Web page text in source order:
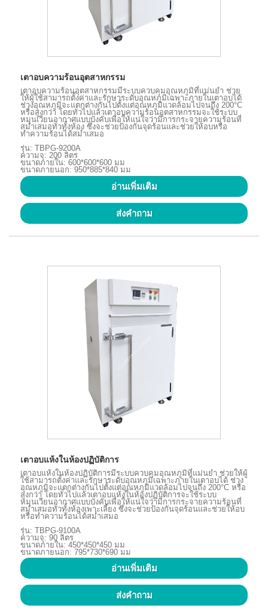
เตาอบความร้อนอุตสาหกรรม
เตาอบความร้อนอุตสาหกรรมมีระบบควบคุมอุณหภูมิที่แม่นยำ ช่วย
ให้ผู้ใช้สามารถตั้งค่าและรักษาระดับอุณหภูมิเฉพาะภายในเตาอบได้
ช่วงอุณหภูมิจะแตกต่างกันไปตั้งแต่อุณหภูมิแวดล้อมไปจนถึง 200°C
หรือสูงกว่า โดยทั่วไปแล้วเตาอบความร้อนอุตสาหกรรมจะใช้ระบบ
หมุนเวียนอากาศแบบบังคับเพื่อให้แน่ใจว่ามีการกระจายความร้อนที่
สม่ำเสมอทั่วทั้งห้อง ซึ่งจะช่วยป้องกันจุดร้อนและช่วยให้อบหรือ
ทำความร้อนได้สม่ำเสมอ
รุ่น: TBPG-9200A
ความจุ: 200 ลิตร
ขนาดภายใน: 600*600*600 มม
ขนาดภายนอก: 950*885*840 มม
อ่านเพิ่มเติม
ส่งคำถาม
เตาอบแห้งในห้องปฏิบัติการ
เตาอบแห้งในห้องปฏิบัติการมีระบบควบคุมอุณหภูมิที่แม่นยำ ช่วยให้ผู้
ใช้สามารถตั้งค่าและรักษาระดับอุณหภูมิเฉพาะภายในเตาอบได้ ช่วง
อุณหภูมิจะแตกต่างกันไปตั้งแต่อุณหภูมิแวดล้อมไปจนถึง 200°C หรือ
สูงกว่า โดยทั่วไปแล้วเตาอบแห้งในห้องปฏิบัติการจะใช้ระบบ
หมุนเวียนอากาศแบบบังคับเพื่อให้แน่ใจว่ามีการกระจายความร้อนที่
สม่ำเสมอทั่วทั้งห้องเพาะเลี้ยง ซึ่งจะช่วยป้องกันจุดร้อนและช่วยให้อบ
หรือทำความร้อนได้สม่ำเสมอ
รุ่น: TBPG-9100A
ความจุ: 90 ลิตร
ขนาดภายใน: 450*450*450 มม
ขนาดภายนอก: 795*730*690 มม
อ่านเพิ่มเติม
ส่งคำถาม